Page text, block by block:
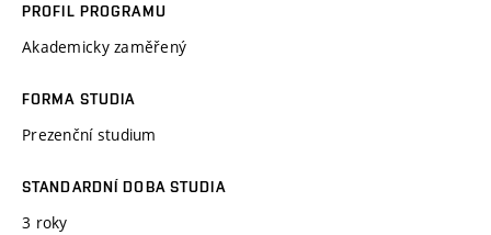
PROFIL PROGRAMU
Akademicky zaměřený
FORMA STUDIA
Prezenční studium
STANDARDNÍ DOBA STUDIA
3 roky